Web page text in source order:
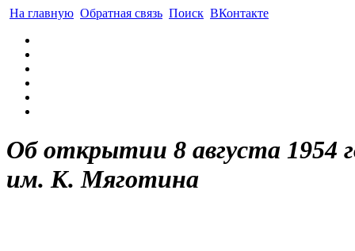
На главную Обратная связь Поиск ВКонтакте
Об открытии 8 августа 1954
им. К. Мяготина